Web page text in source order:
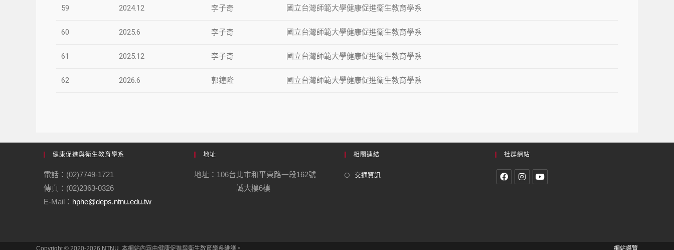
59 2024.12 李子奇 國立台灣師範大學健康促進衛生教育學系
60 2025.6 李子奇 國立台灣師範大學健康促進衛生教育學系
61 2025.12 李子奇 國立台灣師範大學健康促進衛生教育學系
62 2026.6 郭鐘隆 國立台灣師範大學健康促進衛生教育學系
健康促進與衛生教育學系
電話：(02)7749-1721
傳真：(02)2363-0326
E-Mail： hphe@deps.ntnu.edu.tw
地址
地址：106台北市和平東路一段162號
誠大樓6樓
相關連結
交通資訊
社群網站